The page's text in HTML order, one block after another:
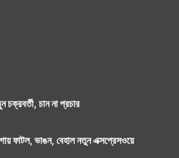
চক্রবর্তী, চান না প্রচার
ফাটল, ভাঙন, বেহাল নতুন এক্সপ্রেসওয়ে